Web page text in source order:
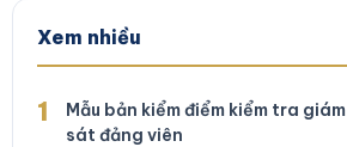
Xem nhiều
1
Mẫu bản kiểm điểm kiểm tra giám
sát đảng viên